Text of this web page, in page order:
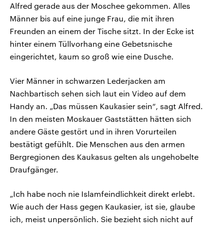
Alfred gerade aus der Moschee gekommen. Alles
Männer bis auf eine junge Frau, die mit ihren
Freunden an einem der Tische sitzt. In der Ecke ist
hinter einem Tüllvorhang eine Gebetsnische
eingerichtet, kaum so groß wie eine Dusche.
Vier Männer in schwarzen Lederjacken am
Nachbartisch sehen sich laut ein Video auf dem
Handy an. „Das müssen Kaukasier sein“, sagt Alfred.
In den meisten Moskauer Gaststätten hätten sich
andere Gäste gestört und in ihren Vorurteilen
bestätigt gefühlt. Die Menschen aus den armen
Bergregionen des Kaukasus gelten als ungehobelte
Draufgänger.
„Ich habe noch nie Islamfeindlichkeit direkt erlebt.
Wie auch der Hass gegen Kaukasier, ist sie, glaube
ich, meist unpersönlich. Sie bezieht sich nicht auf